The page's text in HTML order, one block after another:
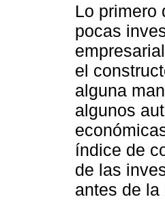
Lo primero
pocas
el
alguna
algunos
índice de
de las
antes de